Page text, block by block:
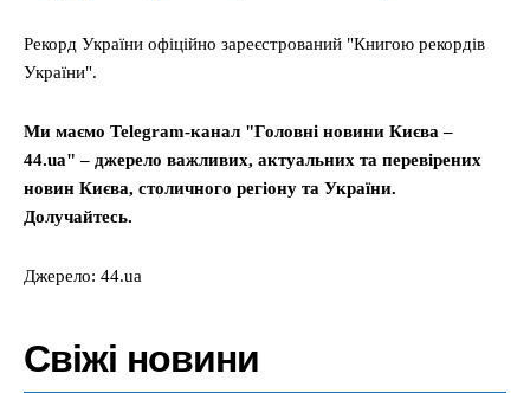
Рекорд України офіційно зареєстрований "Книгою рекордів
України".
Ми маємо Telegram-канал "Головні новини Києва –
44.ua" – джерело важливих, актуальних та перевірених
новин Києва, столичного регіону та України.
Долучайтесь.
Джерело: 44.ua
Свіжі новини